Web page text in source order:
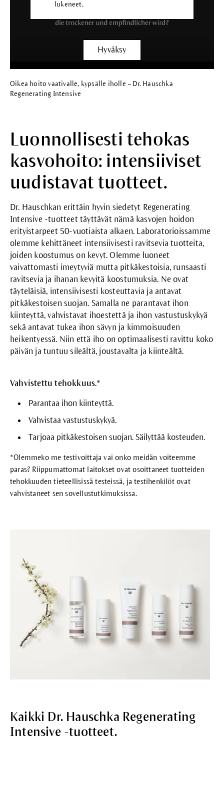
lukeneet.
Hyväksy
Oikea hoito vaativalle, kypsälle iholle – Dr. Hauschka
Regenerating Intensive
Luonnollisesti tehokas
kasvohoito: intensiiviset
uudistavat tuotteet.
Dr. Hauschkan erittäin hyvin siedetyt Regenerating
Intensive -tuotteet täyttävät nämä kasvojen hoidon
erityistarpeet 50-vuotiaista alkaen. Laboratorioissamme
olemme kehittäneet intensiivisesti ravitsevia tuotteita,
joiden koostumus on kevyt. Olemme luoneet
vaivattomasti imeytyviä mutta pitkäkestoisia, runsaasti
ravitsevia ja ihanan kevyitä koostumuksia. Ne ovat
täyteläisiä, intensiivisesti kosteuttavia ja antavat
pitkäkestoisen suojan. Samalla ne parantavat ihon
kiinteyttä, vahvistavat ihoestettä ja ihon vastustuskykyä
sekä antavat tukea ihon sävyn ja kimmoisuuden
heikentyessä. Niin että iho on optimaalisesti ravittu koko
päivän ja tuntuu sileältä, joustavalta ja kiinteältä.
Vahvistettu tehokkuus.*
Parantaa ihon kiinteyttä.
Vahvistaa vastustuskykyä.
Tarjoaa pitkäkestoisen suojan. Säilyttää kosteuden.
*Olemmeko me testivoittaja vai onko meidän voiteemme
paras? Riippumattomat laitokset ovat osoittaneet tuotteiden
tehokkuuden tieteellisissä testeissä, ja testihenkilöt ovat
vahvistaneet sen sovellustutkimuksissa.
Kaikki Dr. Hauschka Regenerating
Intensive -tuotteet.